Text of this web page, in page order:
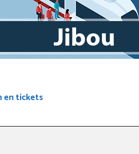
en tickets